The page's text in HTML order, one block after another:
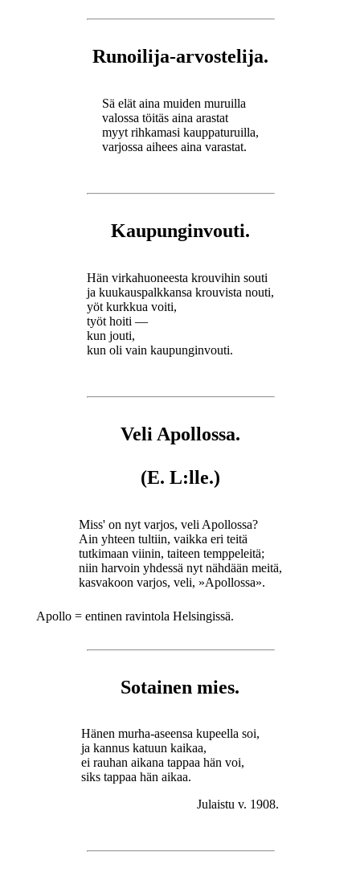
Runoilija-arvostelija.
Sä elät aina muiden muruilla
valossa töitäs aina arastat
myyt rihkamasi kauppaturuilla,
varjossa aihees aina varastat.
Kaupunginvouti.
Hän virkahuoneesta krouvihin souti
ja kuukauspalkkansa krouvista nouti,
yöt kurkkua voiti,
työt hoiti —
kun jouti,
kun oli vain kaupunginvouti.
Veli Apollossa.
(E. L:lle.)
Miss' on nyt varjos, veli Apollossa?
Ain yhteen tultiin, vaikka eri teitä
tutkimaan viinin, taiteen temppeleitä;
niin harvoin yhdessä nyt nähdään meitä,
kasvakoon varjos, veli, »Apollossa».
Apollo = entinen ravintola Helsingissä.
Sotainen mies.
Hänen murha-aseensa kupeella soi,
ja kannus katuun kaikaa,
ei rauhan aikana tappaa hän voi,
siks tappaa hän aikaa.
Julaistu v. 1908.